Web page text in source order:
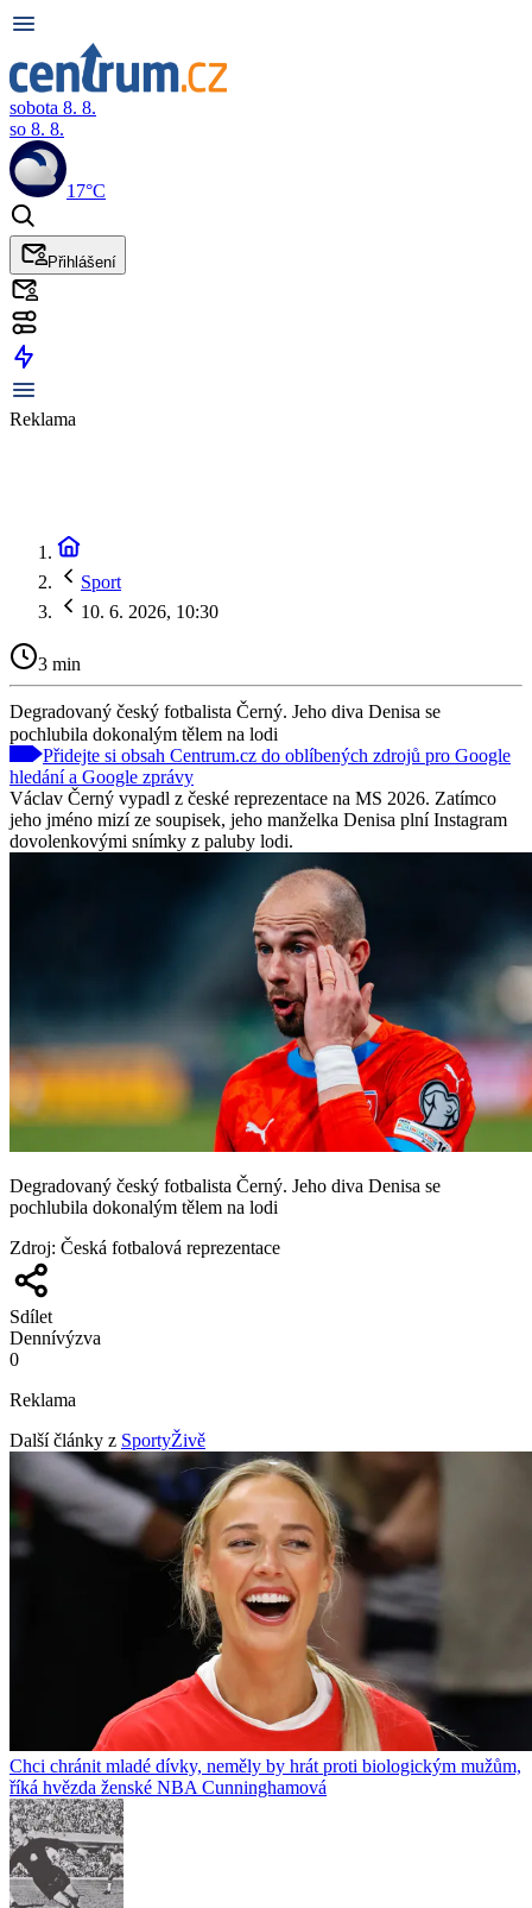
sobota 8. 8.
so 8. 8.
17°C
Přihlášení
Reklama
Sport
10. 6. 2026, 10:30
3 min
Degradovaný český fotbalista Černý. Jeho diva Denisa se
pochlubila dokonalým tělem na lodi
Přidejte si obsah Centrum.cz do oblíbených zdrojů pro Google
hledání a Google zprávy
Václav Černý vypadl z české reprezentace na MS 2026. Zatímco
jeho jméno mizí ze soupisek, jeho manželka Denisa plní Instagram
dovolenkovými snímky z paluby lodi.
Degradovaný český fotbalista Černý. Jeho diva Denisa se
pochlubila dokonalým tělem na lodi
Zdroj: Česká fotbalová reprezentace
Sdílet
Dennívýzva
0
Reklama
Další články z SportyŽivě
Chci chránit mladé dívky, neměly by hrát proti biologickým mužům,
říká hvězda ženské NBA Cunninghamová